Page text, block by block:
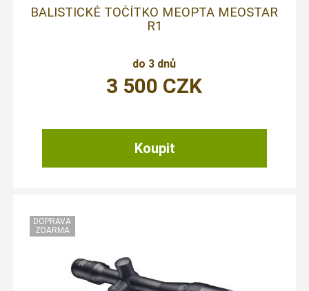
BALISTICKÉ TOČÍTKO MEOPTA MEOSTAR
R1
do 3 dnů
3 500 CZK